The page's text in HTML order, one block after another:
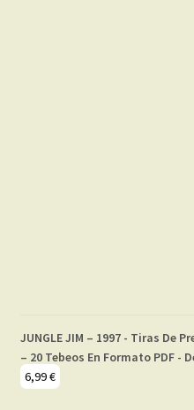
JUNGLE JIM – 1997 - Tiras De
– 20 Tebeos En Formato PDF -
6,99€